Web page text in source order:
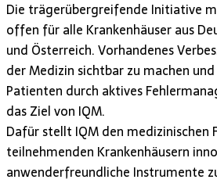
Die trägerübergreifende Initiative
offen für alle Krankenhäuser aus
und Österreich. Vorhandenes
der Medizin sichtbar zu machen
Patienten durch aktives
das Ziel von IQM.
Dafür stellt IQM den medizinischen
teilnehmenden Krankenhäusern
anwenderfreundliche Instrumente